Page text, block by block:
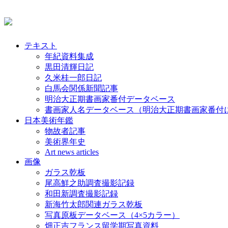
テキスト
年紀資料集成
黒田清輝日記
久米桂一郎日記
白馬会関係新聞記事
明治大正期書画家番付データベース
書画家人名データベース（明治大正期書画家番付
日本美術年鑑
物故者記事
美術界年史
Art news articles
画像
ガラス乾板
尾高鮮之助調査撮影記録
和田新調査撮影記録
新海竹太郎関連ガラス乾板
写真原板データベース（4×5カラー）
畑正吉フランス留学期写真資料